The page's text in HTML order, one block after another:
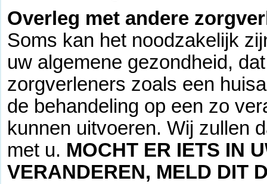
Overleg met andere
Soms kan het noodzakelijk
uw algemene gezondheid,
zorgverleners zoals een
de behandeling op een zo
kunnen uitvoeren. Wij zullen
met u. MOCHT ER IETS IN
VERANDEREN, MELD DIT